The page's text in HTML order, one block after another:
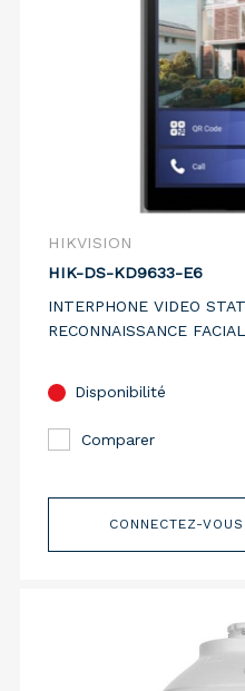
HIKVISION
HIK-DS-KD9633-E6
INTERPHONE VIDEO
RECONNAISSANCE
Disponibilité
Comparer
CONNECTEZ-